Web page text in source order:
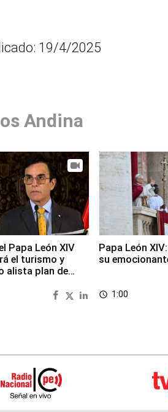
19/4/2025
Andina
Papa León XIV
el turismo y
alista plan de
Papa León
su
access_time 1:00